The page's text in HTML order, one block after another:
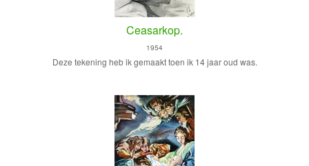
Ceasarkop.
1954
Deze tekening heb ik gemaakt toen ik 14 jaar oud was.